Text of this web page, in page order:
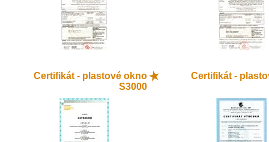
Certifikát - plastové okno
S3000
Certifikát -